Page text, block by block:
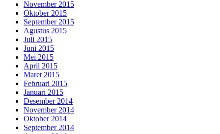
November 2015
Oktober 2015
September 2015
Agustus 2015
Juli 2015
Juni 2015
Mei 2015
April 2015
Maret 2015
Februari 2015
Januari 2015
Desember 2014
November 2014
Oktober 2014
September 2014